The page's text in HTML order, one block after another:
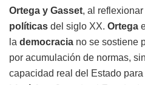
Ortega y Gasset, al
políticas del siglo XX. Ortega
la democracia no se sostiene
por acumulación de normas,
capacidad real del Estado